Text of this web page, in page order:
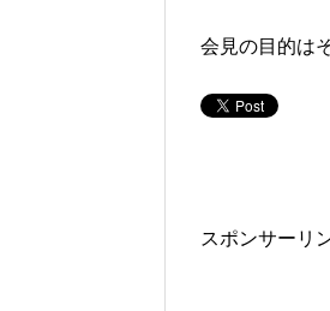
会見の目的は
スポンサーリ